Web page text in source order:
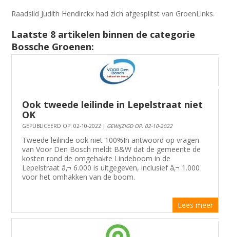
Raadslid Judith Hendirckx had zich afgesplitst van GroenLinks.
Laatste 8 artikelen binnen de categorie
Bossche Groenen:
Ook tweede leilinde in Lepelstraat niet
OK
GEPUBLICEERD OP: 02-10-2022 | GEWIJZIGD OP: 02-10-2022
Tweede leilinde ook niet 100% ​​​​​​​​​​​​​​In antwoord op vragen
van Voor Den Bosch meldt B&W dat de gemeente de
kosten rond de omgehakte Lindeboom in de
Lepelstraat â‚¬ 6.000 is uitgegeven, inclusief â‚¬ 1.000
voor het omhakken van de boom.
Lees meer